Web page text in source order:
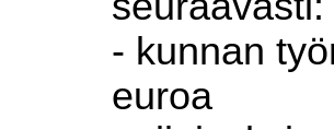
- kunnan
euroa